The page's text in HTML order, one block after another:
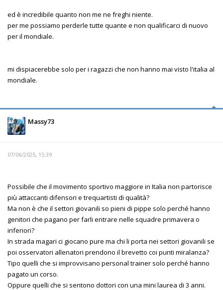
ed è incredibile quanto non me ne freghi niente.
per me possiamo perderle tutte quante e non qualificarci di nuovo
per il mondiale.
mi dispiacerebbe solo per i ragazzi che non hanno mai visto l'italia al
mondiale.
Massy73
07/06/2025, 15:39
Possibile che il movimento sportivo maggiore in Italia non partorisce
più attaccanti difensori e trequartisti di qualità?
Ma non è che il settori giovanili so pieni di pippe solo perché hanno
genitori che pagano per farli entrare nelle squadre primavera o
inferiori?
In strada magari ci giocano pure ma chi li porta nei settori giovanili se
poi osservatori allenatori prendono il brevetto coi punti miralanza?
Tipo quelli che si improvvisano personal trainer solo perché hanno
pagato un corso.
Oppure quelli che si sentono dottori con una mini laurea di 3 anni.